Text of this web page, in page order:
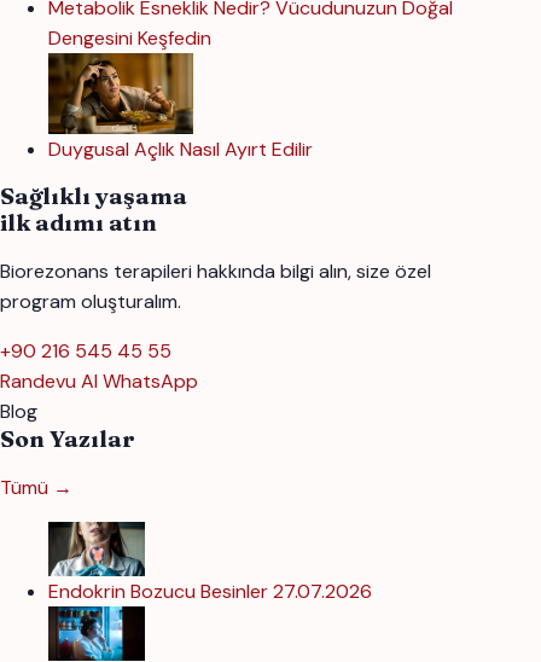
Metabolik Esneklik Nedir? Vücudunuzun Doğal
Dengesini Keşfedin
Duygusal Açlık Nasıl Ayırt Edilir
Sağlıklı yaşama
ilk adımı atın
Biorezonans terapileri hakkında bilgi alın, size özel
program oluşturalım.
+90 216 545 45 55
Randevu Al WhatsApp
Blog
Son Yazılar
Tümü →
Endokrin Bozucu Besinler27.07.2026